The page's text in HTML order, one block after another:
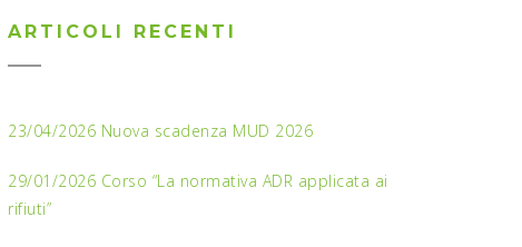
ARTICOLI RECENTI
23/04/2026 Nuova scadenza MUD 2026
29/01/2026 Corso “La normativa ADR applicata ai
rifiuti”